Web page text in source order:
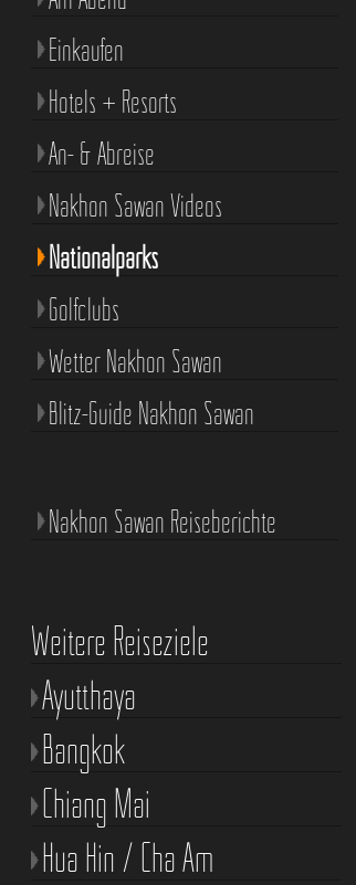
Einkaufen
Hotels + Resorts
An- & Abreise
Nakhon Sawan Videos
Nationalparks
Golfclubs
Wetter Nakhon Sawan
Blitz-Guide Nakhon Sawan
Nakhon Sawan Reiseberichte
Weitere Reiseziele
Ayutthaya
Bangkok
Chiang Mai
Hua Hin / Cha Am